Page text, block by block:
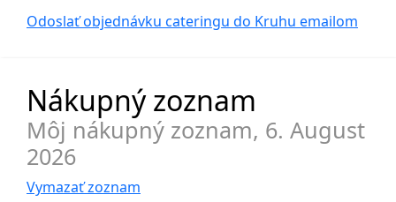
Odoslať objednávku cateringu do Kruhu emailom
Nákupný zoznam
Môj nákupný zoznam, 6. August
2026
Vymazať zoznam